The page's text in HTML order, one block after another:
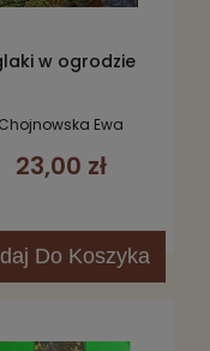
w ogrodzie
Chojnowska Ewa
23,00 zł
Do Koszyka